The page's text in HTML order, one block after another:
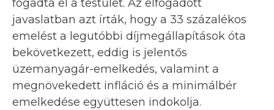
fogadta el a testület. Az elfogadott
javaslatban azt írták, hogy a 33 százalékos
emelést a legutóbbi díjmegállapítások óta
bekövetkezett, eddig is jelentős
üzemanyagár-emelkedés, valamint a
megnövekedett infláció és a minimálbér
emelkedése együttesen indokolja.